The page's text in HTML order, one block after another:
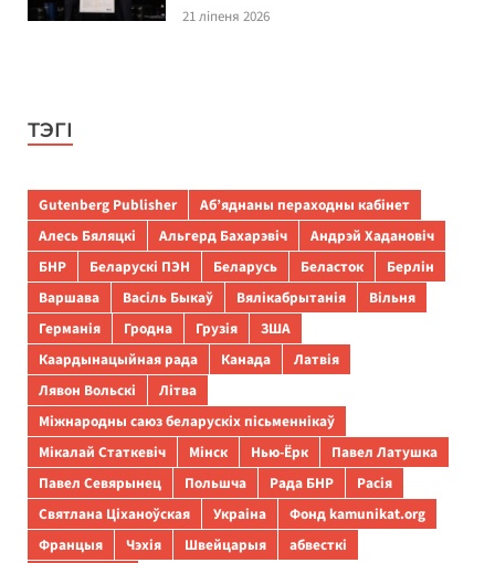
21 ліпеня 2026
ТЭГІ
Gutenberg Publisher
Аб’яднаны пераходны кабінет
Алесь Бяляцкі
Альгерд Бахарэвіч
Андрэй Хадановіч
БНР
Беларускі ПЭН Беларусь Беласток
Берлін
Варшава
Васіль Быкаў Вялікабрытанія
Вільня
Германія
Гродна Грузія
ЗША
Каардынацыйная рада
Канада
Латвія
Лявон Вольскі
Літва
Міжнародны саюз беларускіх пісьменнікаў
Мікалай Статкевіч
Мінск Нью-Ёрк
Павел Латушка
Павел Севярынец
Польшча Рада БНР
Расія
Святлана Ціханоўская
Украіна
Фонд kamunikat.org
Францыя
Чэхія Швейцарыя
абвесткі